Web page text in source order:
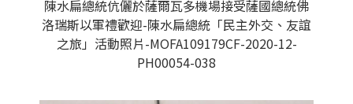
陳水扁總統伉儷於薩爾瓦多機場接受薩國總統佛
洛瑞斯以軍禮歡迎-陳水扁總統「民主外交、友誼
之旅」活動照片-MOFA109179CF-2020-12-
PH00054-038